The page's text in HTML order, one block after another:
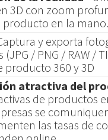
3D con zoom
producto en la mano.
y exporta
(JPG / PNG / RAW /
producto 360 y 3D
atractiva del
de productos
se
las tasas de